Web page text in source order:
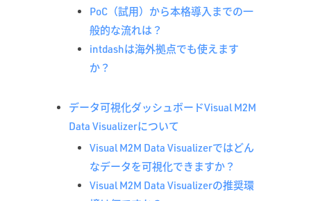
PoC（試用）から本格導入までの一
般的な流れは？
intdashは海外拠点でも使えます
か？
データ可視化ダッシュボードVisual M2M
Data Visualizerについて
Visual M2M Data Visualizerではどん
なデータを可視化できますか？
Visual M2M Data Visualizerの推奨環